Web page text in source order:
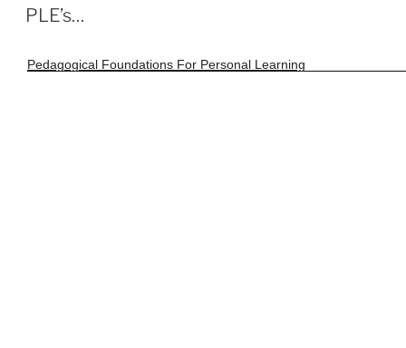
EM
PLE’s…
Pedagogical Foundations For Personal Learning